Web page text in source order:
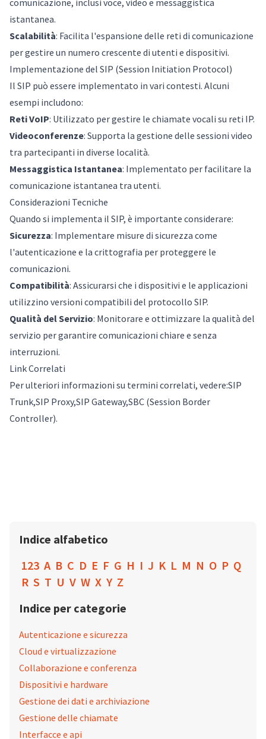
comunicazione, inclusi voce, video e messaggistica
istantanea.
Scalabilità: Facilita l'espansione delle reti di comunicazione
per gestire un numero crescente di utenti e dispositivi.
Implementazione del SIP (Session Initiation Protocol)
Il SIP può essere implementato in vari contesti. Alcuni
esempi includono:
Reti VoIP: Utilizzato per gestire le chiamate vocali su reti IP.
Videoconferenze: Supporta la gestione delle sessioni video
tra partecipanti in diverse località.
Messaggistica Istantanea: Implementato per facilitare la
comunicazione istantanea tra utenti.
Considerazioni Tecniche
Quando si implementa il SIP, è importante considerare:
Sicurezza: Implementare misure di sicurezza come
l'autenticazione e la crittografia per proteggere le
comunicazioni.
Compatibilità: Assicurarsi che i dispositivi e le applicazioni
utilizzino versioni compatibili del protocollo SIP.
Qualità del Servizio: Monitorare e ottimizzare la qualità del
servizio per garantire comunicazioni chiare e senza
interruzioni.
Link Correlati
Per ulteriori informazioni su termini correlati, vedere:SIP
Trunk,SIP Proxy,SIP Gateway,SBC (Session Border
Controller).
Indice alfabetico
123 A B C D E F G H I J K L M N O P Q
R S T U V W X Y Z
Indice per categorie
Autenticazione e sicurezza
Cloud e virtualizzazione
Collaborazione e conferenza
Dispositivi e hardware
Gestione dei dati e archiviazione
Gestione delle chiamate
Interfacce e api